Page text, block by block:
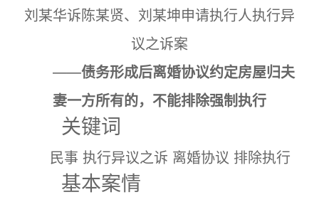
刘某华诉陈某贤、刘某坤申请执行人执行异
议之诉案
——债务形成后离婚协议约定房屋归夫
妻一方所有的，不能排除强制执行
关键词
民事 执行异议之诉 离婚协议 排除执行
基本案情